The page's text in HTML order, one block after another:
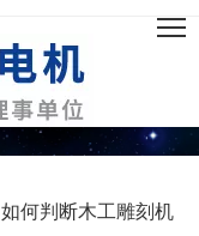
如何判断木工雕刻机